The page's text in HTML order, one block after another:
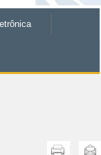
Enviar